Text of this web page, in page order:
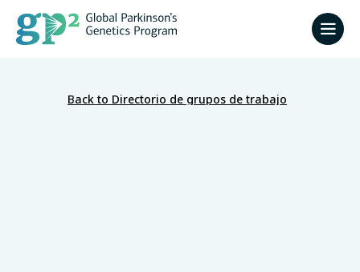
Back to Directorio de grupos de trabajo